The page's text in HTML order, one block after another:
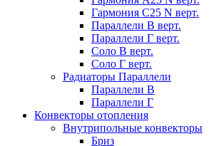
Гармония С25 N верт.
Параллели В верт.
Параллели Г верт.
Соло В верт.
Соло Г верт.
Радиаторы Параллели
Параллели В
Параллели Г
Конвекторы отопления
Внутрипольные конвекторы
Бриз